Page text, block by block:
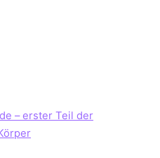
– erster Teil der